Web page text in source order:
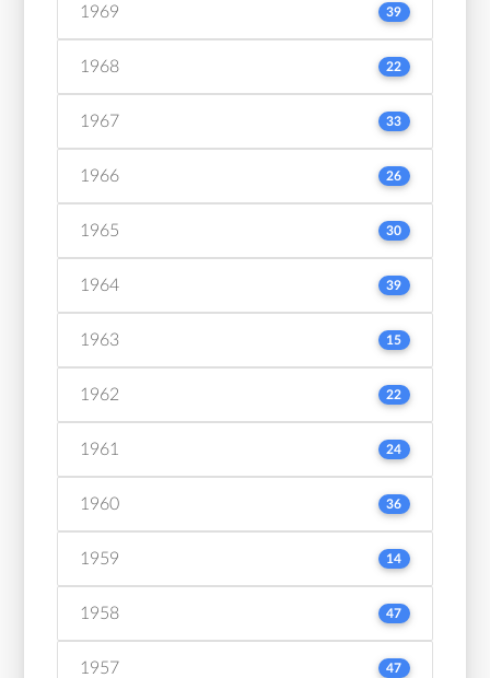
1969 39
1968 22
1967 33
1966 26
1965 30
1964 39
1963 15
1962 22
1961 24
1960 36
1959 14
1958 47
1957 47